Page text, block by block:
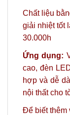
Chất liệu
giải nhiệt tốt
30.000h
Ứng dụng:
cao, đèn
hợp và dễ
nội thất cho
Để biết thêm